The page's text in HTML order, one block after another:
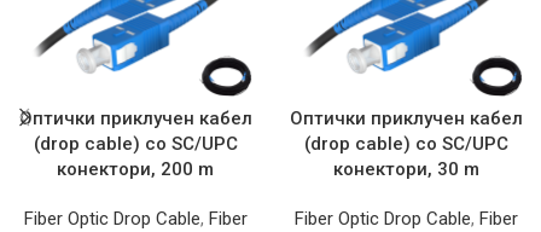
Оптички приклучен кабел
(drop cable) со SC/UPC
конектори, 200 m
Fiber Optic Drop Cable, Fiber
Оптички приклучен кабел
(drop cable) со SC/UPC
конектори, 30 m
Fiber Optic Drop Cable, Fiber